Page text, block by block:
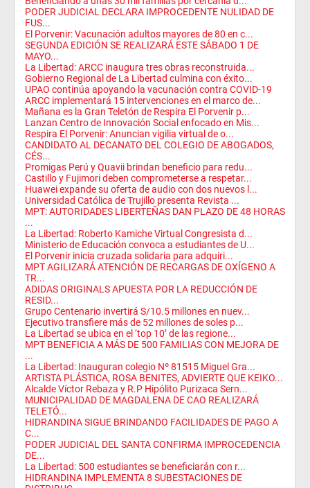
PODER JUDICIAL DECLARA IMPROCEDENTE NULIDAD DE
FUS...
El Porvenir: Vacunación adultos mayores de 80 en c...
SEGUNDA EDICIÓN SE REALIZARÁ ESTE SÁBADO 1 DE
MAYO...
La Libertad: ARCC inaugura tres obras reconstruida...
Gobierno Regional de La Libertad culmina con éxito...
UPAO continúa apoyando la vacunación contra COVID-19
ARCC implementará 15 intervenciones en el marco de...
Mañana es la Gran Teletón de Respira El Porvenir p...
Lanzan Centro de Innovación Social enfocado en Mis...
Respira El Porvenir: Anuncian vigilia virtual de o...
CANDIDATO AL DECANATO DEL COLEGIO DE ABOGADOS,
CÉS...
Promigas Perú y Quavii brindan beneficio para redu...
Castillo y Fujimori deben comprometerse a respetar...
Huawei expande su oferta de audio con dos nuevos l...
Universidad Católica de Trujillo presenta Revista ...
MPT: AUTORIDADES LIBERTEÑAS DAN PLAZO DE 48 HORAS
...
La Libertad: Roberto Kamiche Virtual Congresista d...
Ministerio de Educación convoca a estudiantes de U...
El Porvenir inicia cruzada solidaria para adquiri...
MPT AGILIZARÁ ATENCIÓN DE RECARGAS DE OXÍGENO A
TR...
ADIDAS ORIGINALS APUESTA POR LA REDUCCIÓN DE
RESID...
Grupo Centenario invertirá S/10.5 millones en nuev...
Ejecutivo transfiere más de 52 millones de soles p...
La Libertad se ubica en el ‘top 10’ de las regione...
MPT BENEFICIA A MÁS DE 500 FAMILIAS CON MEJORA DE
...
La Libertad: Inauguran colegio Nº 81515 Miguel Gra...
ARTISTA PLÁSTICA, ROSA BENITES, ADVIERTE QUE KEIKO...
Alcalde Víctor Rebaza y R.P Hipólito Purizaca Sern...
MUNICIPALIDAD DE MAGDALENA DE CAO REALIZARÁ
TELETÓ...
HIDRANDINA SIGUE BRINDANDO FACILIDADES DE PAGO A
C...
PODER JUDICIAL DEL SANTA CONFIRMA IMPROCEDENCIA
DE...
La Libertad: 500 estudiantes se beneficiarán con r...
HIDRANDINA IMPLEMENTA 8 SUBESTACIONES DE